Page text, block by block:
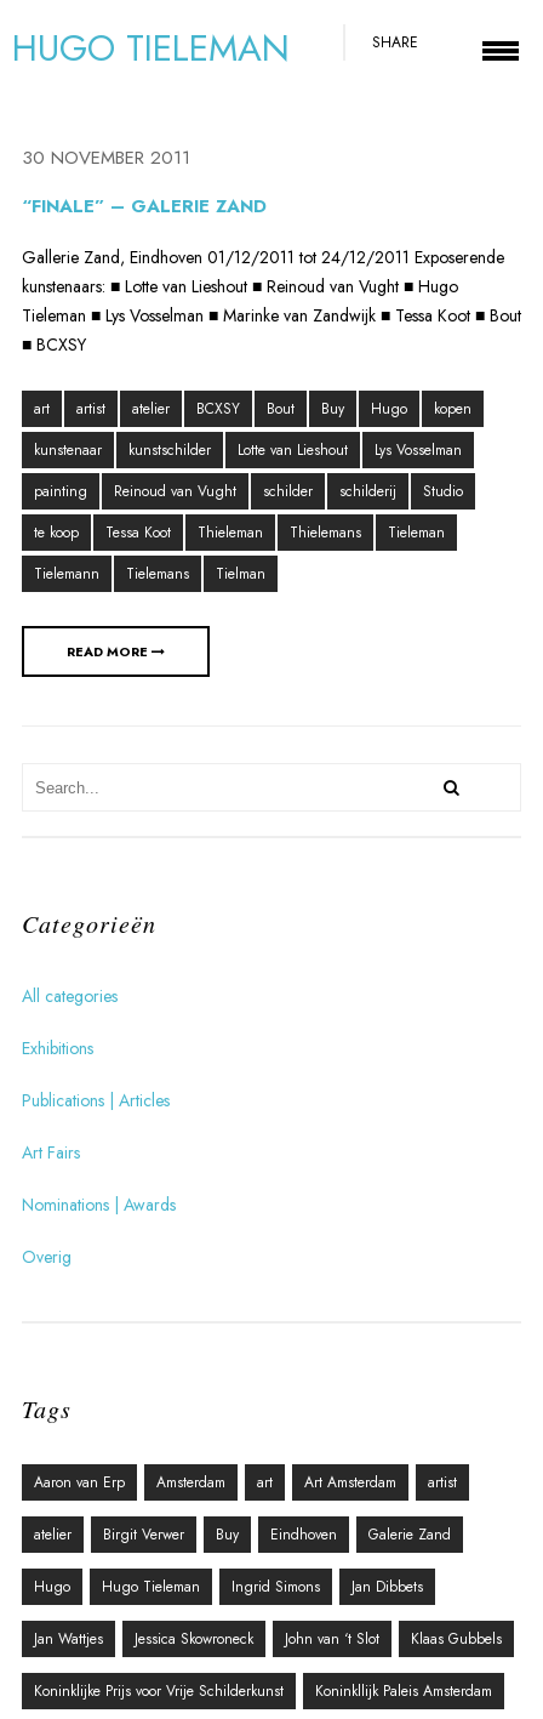
HUGO TIELEMAN SHARE
30 NOVEMBER 2011
“FINALE” – GALERIE ZAND
Gallerie Zand, Eindhoven 01/12/2011 tot 24/12/2011 Exposerende
kunstenaars: ■ Lotte van Lieshout ■ Reinoud van Vught ■ Hugo
Tieleman ■ Lys Vosselman ■ Marinke van Zandwijk ■ Tessa Koot ■ Bout
■ BCXSY
art artist atelier BCXSY Bout Buy Hugo
kopen
kunstenaar
kunstschilder Lotte van Lieshout
Lys Vosselman
painting
Reinoud van Vught schilder schilderij
Studio
te koop
Tessa Koot Thieleman Thielemans
Tieleman
Tielemann
Tielemans Tielman
READ MORE
Categorieën
All categories
Exhibitions
Publications | Articles
Art Fairs
Nominations | Awards
Overig
Tags
Aaron van Erp Amsterdam art Art Amsterdam artist
atelier Birgit Verwer Buy Eindhoven Galerie Zand
Hugo Hugo Tieleman Ingrid Simons Jan Dibbets
Jan Wattjes Jessica Skowroneck John van ‘t Slot Klaas Gubbels
Koninklijke Prijs voor Vrije Schilderkunst Koninkllijk Paleis Amsterdam